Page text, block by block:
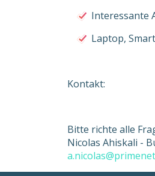
Interessante
Laptop,
Kontakt:
Bitte richte alle
Nicolas Ahiskali -